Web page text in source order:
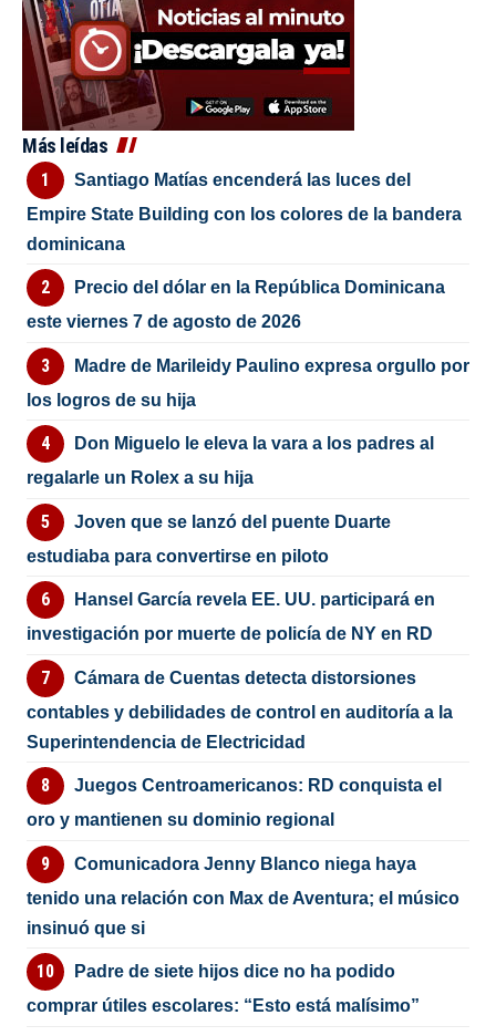
Más leídas
Santiago Matías encenderá las luces del
Empire State Building con los colores de la bandera
dominicana
Precio del dólar en la República Dominicana
este viernes 7 de agosto de 2026
Madre de Marileidy Paulino expresa orgullo por
los logros de su hija
Don Miguelo le eleva la vara a los padres al
regalarle un Rolex a su hija
Joven que se lanzó del puente Duarte
estudiaba para convertirse en piloto
Hansel García revela EE. UU. participará en
investigación por muerte de policía de NY en RD
Cámara de Cuentas detecta distorsiones
contables y debilidades de control en auditoría a la
Superintendencia de Electricidad
Juegos Centroamericanos: RD conquista el
oro y mantienen su dominio regional
Comunicadora Jenny Blanco niega haya
tenido una relación con Max de Aventura; el músico
insinuó que si
Padre de siete hijos dice no ha podido
comprar útiles escolares: “Esto está malísimo”